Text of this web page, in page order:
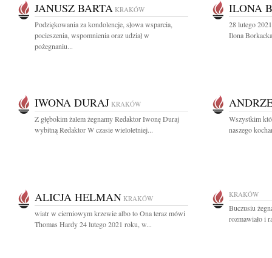
JANUSZ BARTA KRAKÓW
Podziękowania za kondolencje, słowa wsparcia,
pocieszenia, wspomnienia oraz udział w
pożegnaniu...
ILONA
28 lutego
Ilona
IWONA DURAJ KRAKÓW
Z głębokim żalem żegnamy Redaktor Iwonę Duraj
wybitną Redaktor W czasie wieloletniej...
Wszystkim
naszego
ALICJA HELMAN KRAKÓW
wiatr w cierniowym krzewie albo to Ona teraz mówi
Thomas Hardy 24 lutego 2021 roku, w...
KRAKÓW
Buczusiu
rozmawiało i